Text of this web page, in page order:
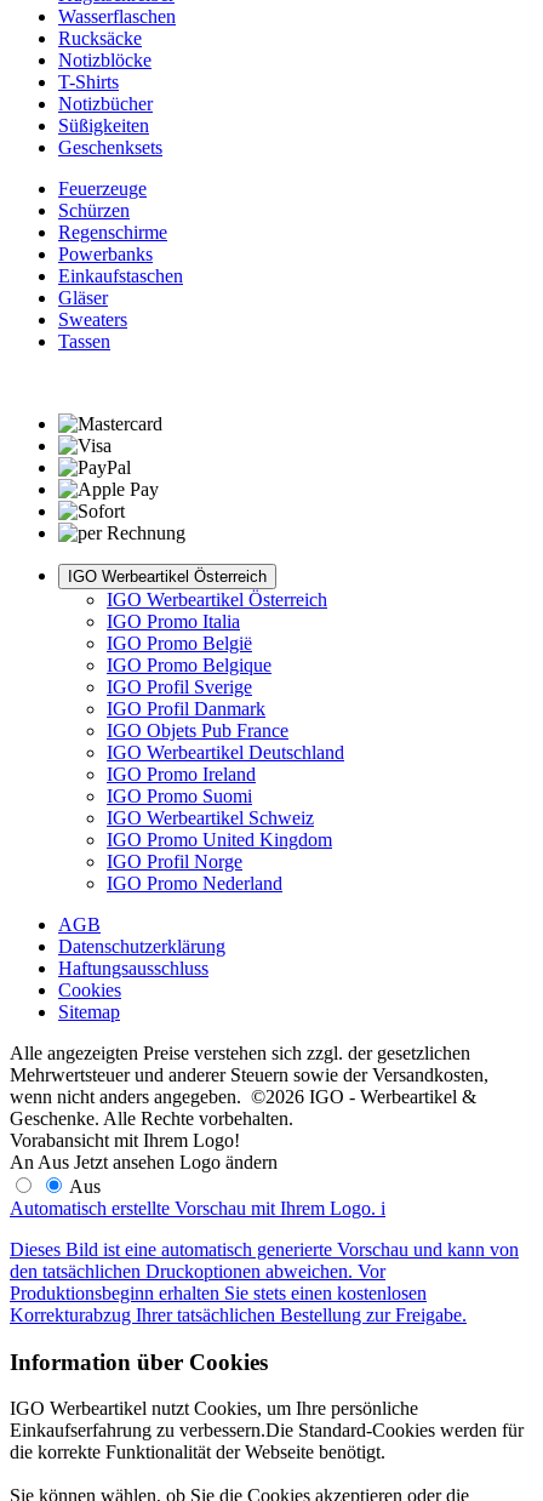
Wasserflaschen
Rucksäcke
Notizblöcke
T-Shirts
Notizbücher
Süßigkeiten
Geschenksets
Feuerzeuge
Schürzen
Regenschirme
Powerbanks
Einkaufstaschen
Gläser
Sweaters
Tassen
IGO Werbeartikel Österreich
IGO Werbeartikel Österreich
IGO Promo Italia
IGO Promo België
IGO Promo Belgique
IGO Profil Sverige
IGO Profil Danmark
IGO Objets Pub France
IGO Werbeartikel Deutschland
IGO Promo Ireland
IGO Promo Suomi
IGO Werbeartikel Schweiz
IGO Promo United Kingdom
IGO Profil Norge
IGO Promo Nederland
AGB
Datenschutzerklärung
Haftungsausschluss
Cookies
Sitemap
Alle angezeigten Preise verstehen sich zzgl. der gesetzlichen
Mehrwertsteuer und anderer Steuern sowie der Versandkosten,
wenn nicht anders angegeben. ©2026 IGO - Werbeartikel &
Geschenke. Alle Rechte vorbehalten.
Vorabansicht mit Ihrem Logo!
An Aus Jetzt ansehen Logo ändern
Aus
Automatisch erstellte Vorschau mit Ihrem Logo. i
Dieses Bild ist eine automatisch generierte Vorschau und kann von
den tatsächlichen Druckoptionen abweichen. Vor
Produktionsbeginn erhalten Sie stets einen kostenlosen
Korrekturabzug Ihrer tatsächlichen Bestellung zur Freigabe.
Information über Cookies
IGO Werbeartikel nutzt Cookies, um Ihre persönliche
Einkaufserfahrung zu verbessern.Die Standard-Cookies werden für
die korrekte Funktionalität der Webseite benötigt.
Sie können wählen, ob Sie die Cookies akzeptieren oder die